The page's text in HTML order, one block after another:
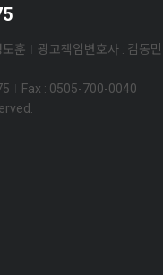
도훈
광고책임변호사 : 김동민
Fax : 0505-700-0040